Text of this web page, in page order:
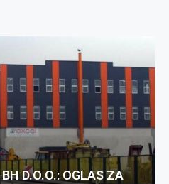
D.O.O.: OGLAS ZA